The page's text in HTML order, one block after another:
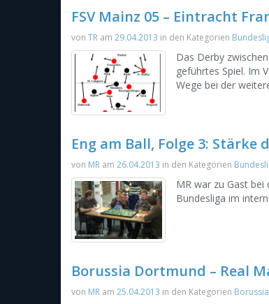
FSV Mainz 05 – Eintracht
von TR am 29.04.2013 in den Kategorien
Das Derby
geführtes Spiel. Im
Wege bei der
Eng am Ball, Folge 3: Stärke
von MR am 26.04.2013 in den Kategorien
MR war zu Gast
Bundesliga im
Borussia Dortmund – Real
von MR am 25.04.2013 in den Kategorien